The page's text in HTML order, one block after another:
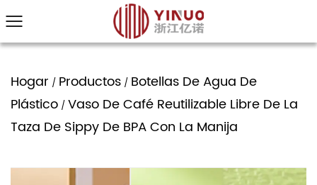
Hogar / Productos / Botellas De Agua De
Plástico / Vaso De Café Reutilizable Libre De La
Taza De Sippy De BPA Con La Manija